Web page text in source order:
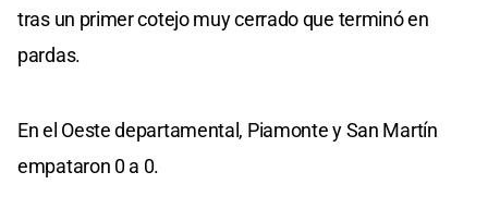
tras un primer cotejo muy cerrado que terminó en
pardas.
En el Oeste departamental, Piamonte y San Martín
empataron 0 a 0.